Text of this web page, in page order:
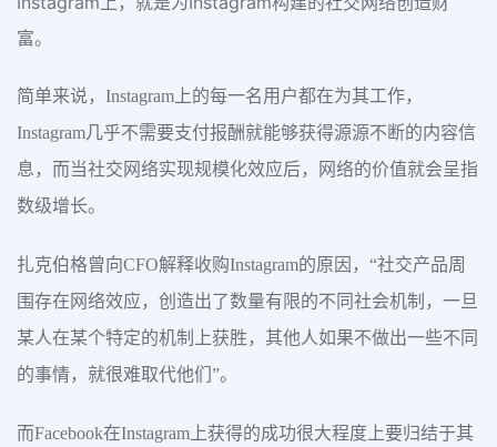
富。
简单来说，Instagram上的每一名用户都在为其工作，
Instagram几乎不需要支付报酬就能够获得源源不断的内容信
息，而当社交网络实现规模化效应后，网络的价值就会呈指
数级增长。
扎克伯格曾向CFO解释收购Instagram的原因，“社交产品周
围存在网络效应，创造出了数量有限的不同社会机制，一旦
某人在某个特定的机制上获胜，其他人如果不做出一些不同
的事情，就很难取代他们”。
而Facebook在Instagram上获得的成功很大程度上要归结于其